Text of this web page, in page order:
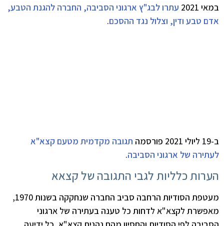
במאי 2021
עתרו לבג"ץ ארגוני הסביבה, החברה להגנת הטבע,
אדם טבע ודין, וצלול נגד ההסכם.
ב-19 ליולי 2021 פורסמה
תגובה מקדמית מטעם קצא"א
לעתירה של ארגוני הסביבה.
הערות כלליות לגבי התגובה של קצאא
מעטפת הסודיות הרחבה סביב החברה שנחקקה בשנות 1970,
מאפשרת לקצא"א לדחות כל טענה בעתירה של ארגוני